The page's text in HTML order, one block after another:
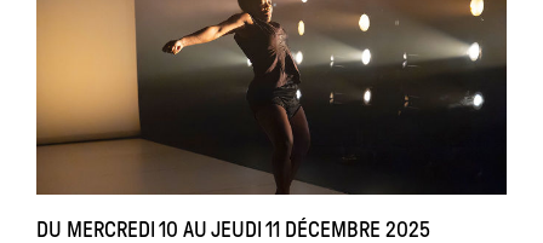
DU MERCREDI 10 AU JEUDI 11 DÉCEMBRE 2025